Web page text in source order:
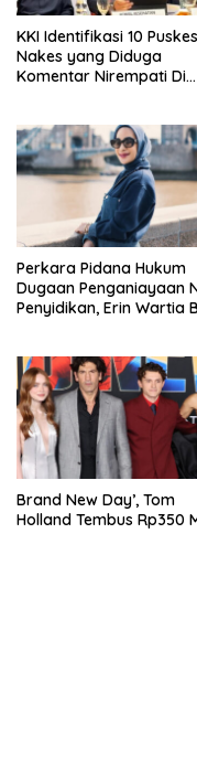
KKI Identifikasi 10
Nakes yang Diduga
Komentar Nirempati Di
Perkara Pidana Hukum
Dugaan Penganiayaan
Penyidikan, Erin Wartia
Brand New Day’, Tom
Holland Tembus Rp350